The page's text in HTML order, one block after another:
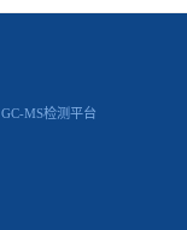
GC-MS检测平台